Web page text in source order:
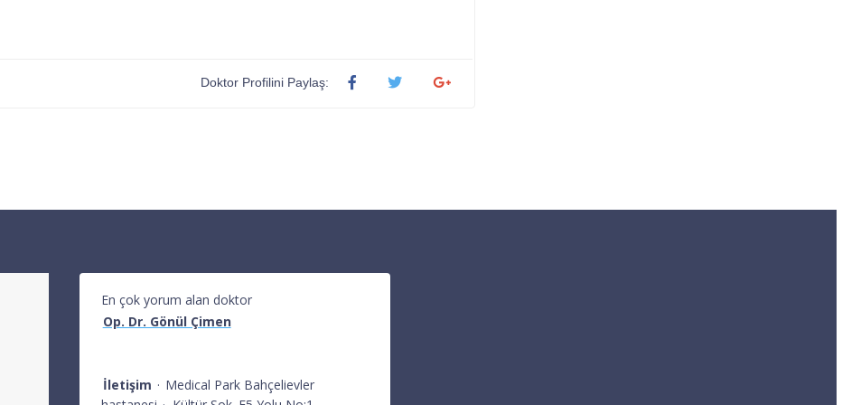
Doktor Profilini Paylaş:
En çok yorum alan doktor
Op. Dr. Gönül Çimen
İletişim · Medical Park Bahçelievler